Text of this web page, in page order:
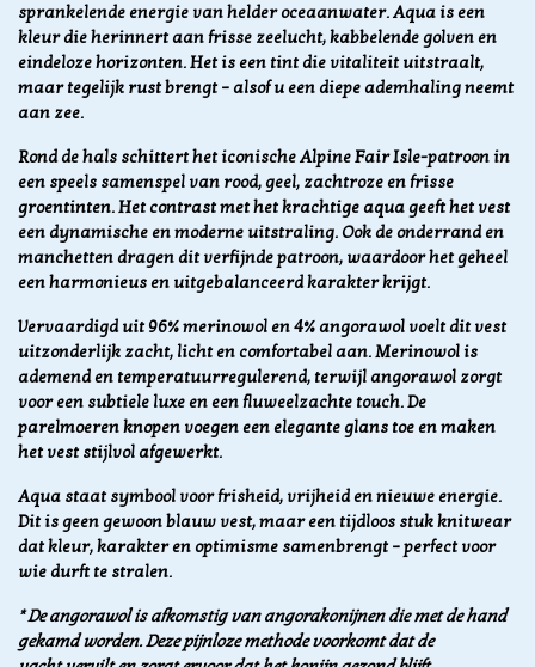
sprankelende energie van helder oceaanwater. Aqua is een
kleur die herinnert aan frisse zeelucht, kabbelende golven en
eindeloze horizonten. Het is een tint die vitaliteit uitstraalt,
maar tegelijk rust brengt – alsof u een diepe ademhaling neemt
aan zee.
Rond de hals schittert het iconische Alpine Fair Isle-patroon in
een speels samenspel van rood, geel, zachtroze en frisse
groentinten. Het contrast met het krachtige aqua geeft het vest
een dynamische en moderne uitstraling. Ook de onderrand en
manchetten dragen dit verfijnde patroon, waardoor het geheel
een harmonieus en uitgebalanceerd karakter krijgt.
Vervaardigd uit 96% merinowol en 4% angorawol voelt dit vest
uitzonderlijk zacht, licht en comfortabel aan. Merinowol is
ademend en temperatuurregulerend, terwijl angorawol zorgt
voor een subtiele luxe en een fluweelzachte touch. De
parelmoeren knopen voegen een elegante glans toe en maken
het vest stijlvol afgewerkt.
Aqua staat symbool voor frisheid, vrijheid en nieuwe energie.
Dit is geen gewoon blauw vest, maar een tijdloos stuk knitwear
dat kleur, karakter en optimisme samenbrengt – perfect voor
wie durft te stralen.
* De angorawol is afkomstig van angorakonijnen die met de hand
gekamd worden. Deze pijnloze methode voorkomt dat de